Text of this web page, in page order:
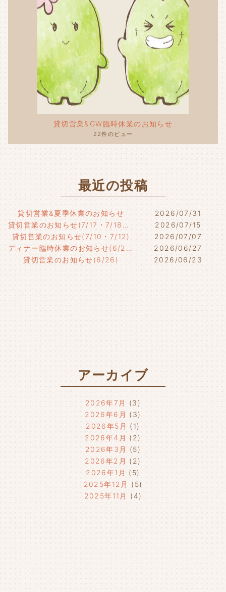
貸切営業&GW臨時休業のお知らせ
22件のビュー
最近の投稿
貸切営業&夏季休業のお知らせ
2026/07/31
貸切営業のお知らせ(7/17・7/18・7/21)
2026/07/15
貸切営業のお知らせ(7/10・7/12)
2026/07/07
ディナー臨時休業のお知らせ(6/29)
2026/06/27
貸切営業のお知らせ(6/26)
2026/06/23
アーカイブ
2026年7月
(3)
2026年6月 (3)
2026年5月 (1)
2026年4月 (2)
2026年3月
(5)
2026年2月 (2)
2026年1月 (5)
2025年12月
(5)
2025年11月
(4)
2025年9月
(4)